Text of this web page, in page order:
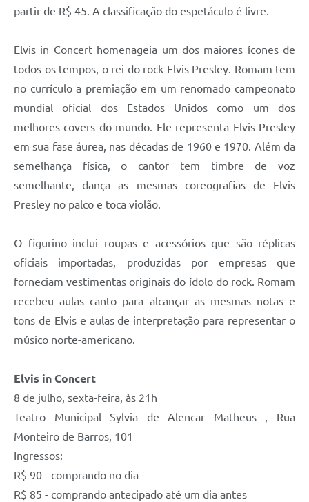
Contas Públicas
Legislação
Links Úteis
Serviços Online
partir de R$ 45. A classificação do espetáculo é livre.
Elvis in Concert homenageia um dos maiores ícones de
todos os tempos, o rei do rock Elvis Presley. Romam tem
no currículo a premiação em um renomado campeonato
mundial oficial dos Estados Unidos como um dos
melhores covers do mundo. Ele representa Elvis Presley
em sua fase áurea, nas décadas de 1960 e 1970. Além da
semelhança física, o cantor tem timbre de voz
semelhante, dança as mesmas coreografias de Elvis
Presley no palco e toca violão.
O figurino inclui roupas e acessórios que são réplicas
oficiais importadas, produzidas por empresas que
forneciam vestimentas originais do ídolo do rock. Romam
recebeu aulas canto para alcançar as mesmas notas e
tons de Elvis e aulas de interpretação para representar o
músico norte-americano.
Elvis in Concert
8 de julho, sexta-feira, às 21h
Teatro Municipal Sylvia de Alencar Matheus , Rua
Monteiro de Barros, 101
Ingressos:
R$ 90 - comprando no dia
R$ 85 - comprando antecipado até um dia antes